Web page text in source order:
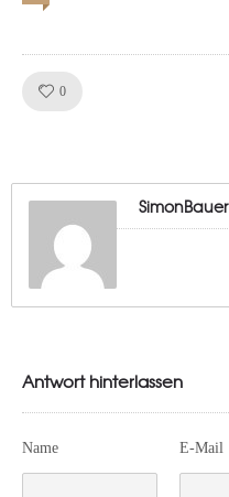
0
SimonBauer
Antwort hinterlassen
Name E-Mail